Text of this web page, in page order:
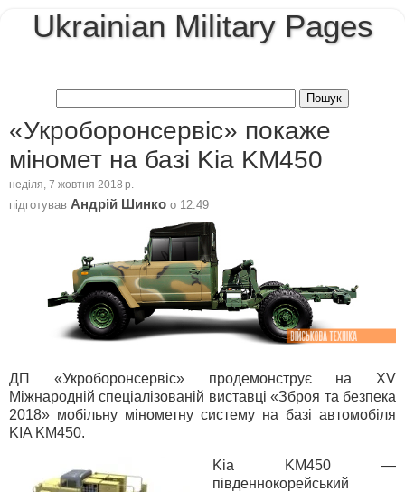
Ukrainian Military Pages
«Укроборонсервіс» покаже
міномет на базі Kia KM450
неділя, 7 жовтня 2018 р.
підготував Андрій Шинко о 12:49
ДП «Укроборонсервіс» продемонструє на XV
Міжнародній спеціалізованій виставці «Зброя та безпека
2018» мобільну мінометну систему на базі автомобіля
KIA KM450.
Kia KM450 —
південнокорейський